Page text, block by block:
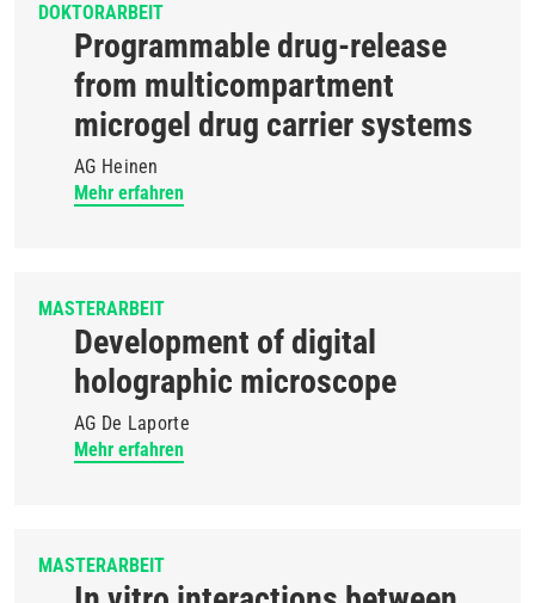
DOKTORARBEIT
Programmable drug-release
from multicompartment
microgel drug carrier systems
AG Heinen
Mehr erfahren
MASTERARBEIT
Development of digital
holographic microscope
AG De Laporte
Mehr erfahren
MASTERARBEIT